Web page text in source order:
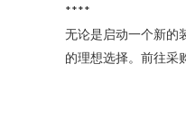
****
无论是启动一个新的
的理想选择。前往采